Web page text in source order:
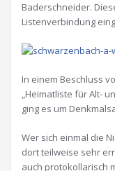
Baderschneider.
Listenverbindung
In einem Beschluss
„Heimatliste für Alt-
ging es um
Wer sich einmal die
dort teilweise sehr
auch protokollarisch